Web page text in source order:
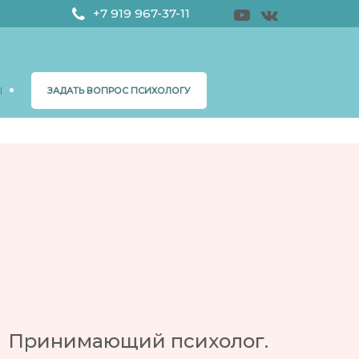
+7 919 967-37-11
ЗАДАТЬ ВОПРОС ПСИХОЛОГУ
Принимающий психолог.